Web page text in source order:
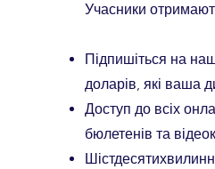
Учасники
Підпишіться на
доларів, які ваша
Доступ до всіх
бюлетенів та